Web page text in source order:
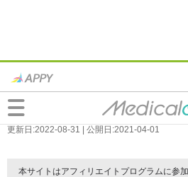
なぜ？尿意がないのに
失禁」の対処法。病院は
更新日:2022-08-31 | 公開日:2021-04-01
本サイトはアフィリエイトプログラムに参